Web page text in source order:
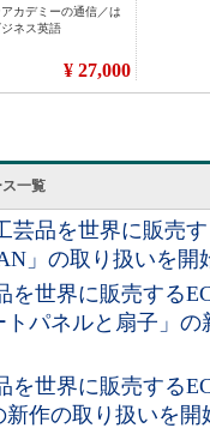
一覧
芸品を世界に販売
」の取り扱いを開
を世界に販売する
パネルと扇子」の
を世界に販売する
作の取り扱いを開